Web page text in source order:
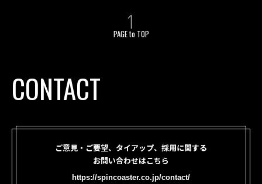
PAGE to TOP
CONTACT
ご意見・ご要望、タイアップ、採用に関する
お問い合わせはこちら
https://spincoaster.co.jp/contact/